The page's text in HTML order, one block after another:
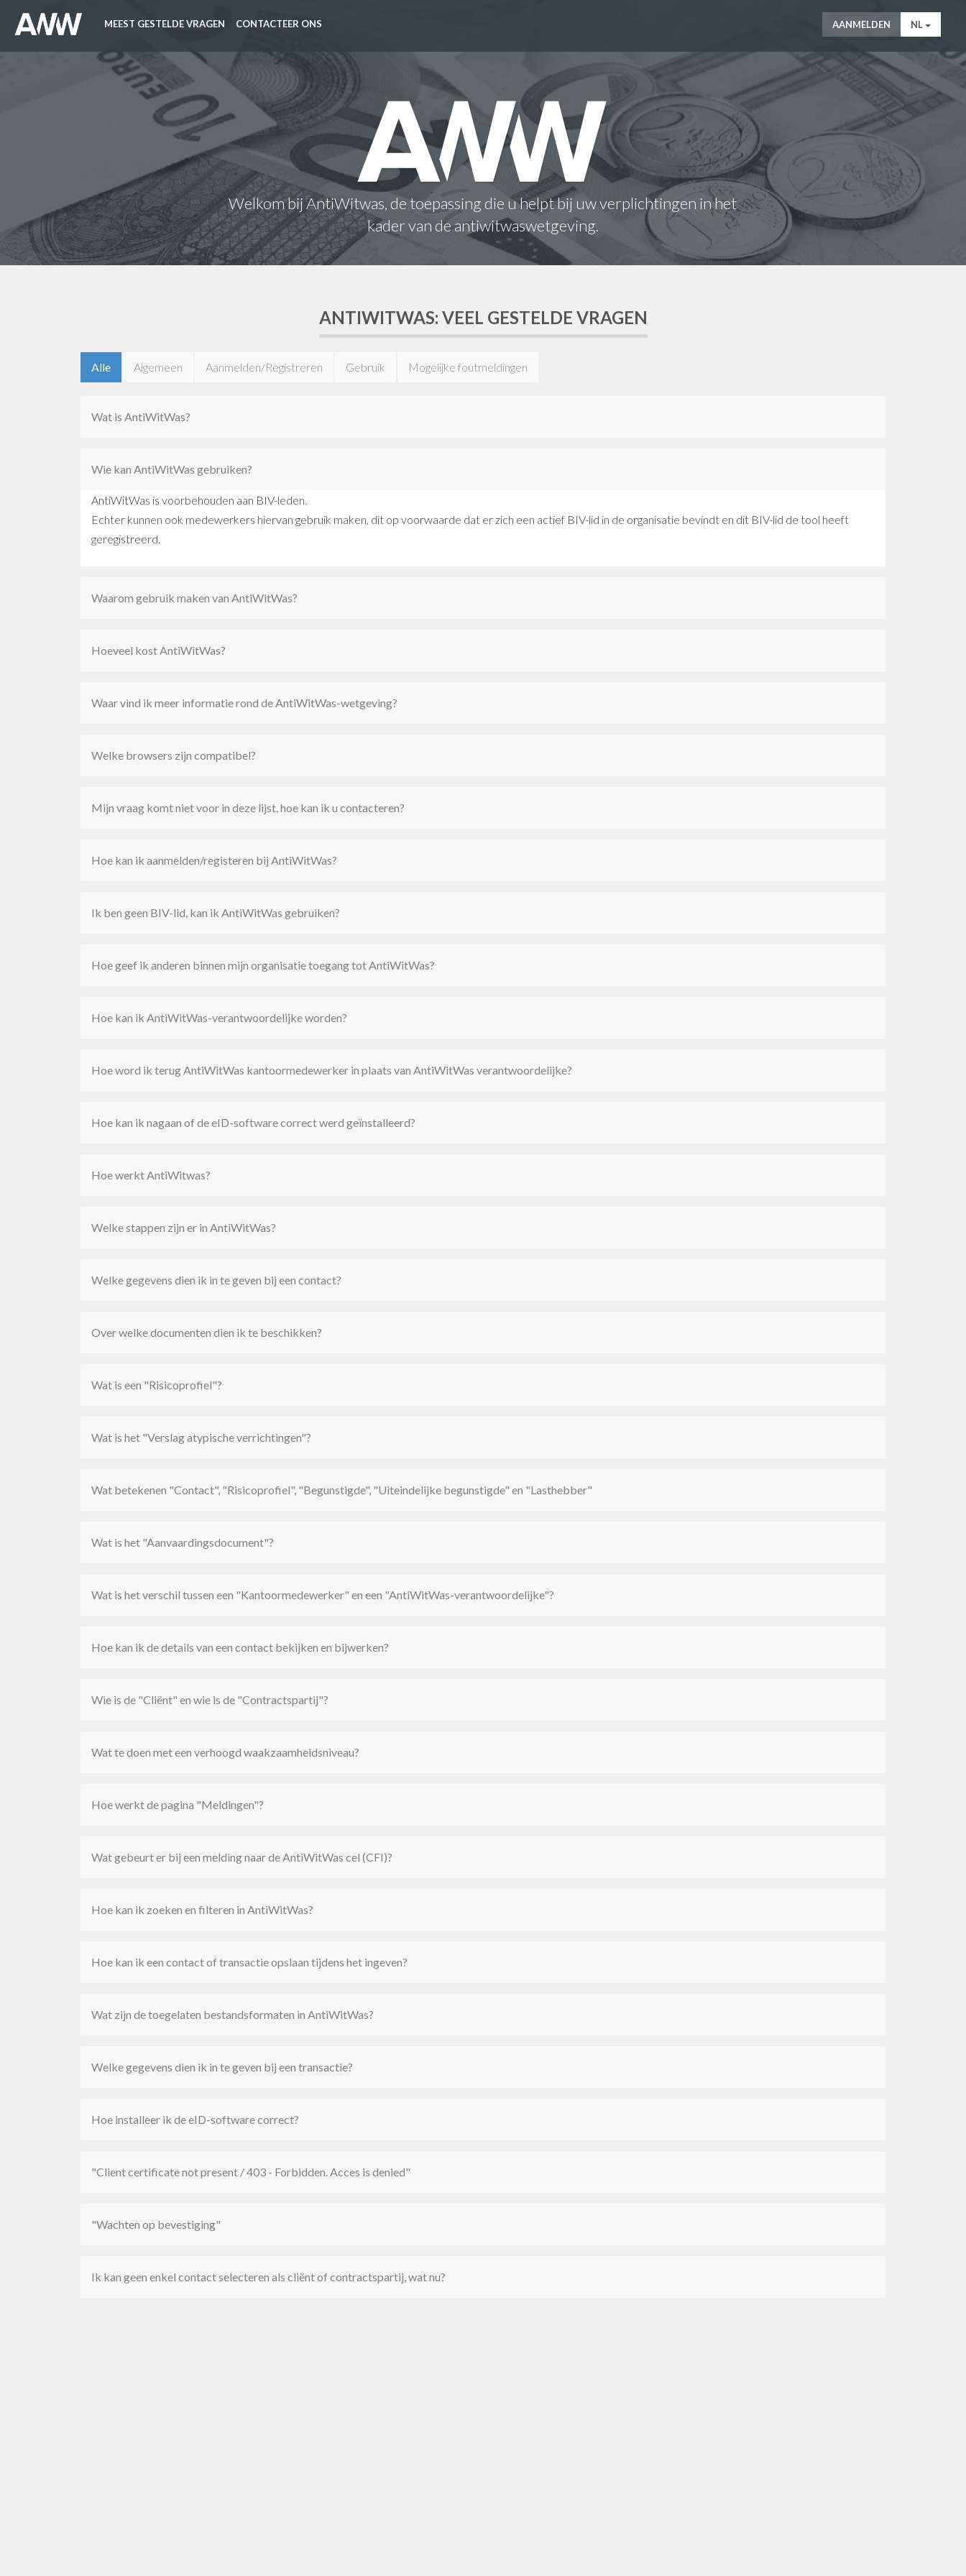
MEEST GESTELDE VRAGEN CONTACTEER ONS AANMELDEN NL
Welkom bij AntiWitwas, de toepassing die u helpt bij uw verplichtingen in het
kader van de antiwitwaswetgeving.
ANTIWITWAS: VEEL GESTELDE VRAGEN
Alle Algemeen Aanmelden/Registreren Gebruik Mogelijke foutmeldingen
Wat is AntiWitWas?
Wie kan AntiWitWas gebruiken?
AntiWitWas is voorbehouden aan BIV-leden.
Echter kunnen ook medewerkers hiervan gebruik maken, dit op voorwaarde dat er zich een actief BIV-lid in de organisatie bevindt en dit BIV-lid de tool heeft
geregistreerd.
Waarom gebruik maken van AntiWitWas?
Hoeveel kost AntiWitWas?
Waar vind ik meer informatie rond de AntiWitWas-wetgeving?
Welke browsers zijn compatibel?
Mijn vraag komt niet voor in deze lijst, hoe kan ik u contacteren?
Hoe kan ik aanmelden/registeren bij AntiWitWas?
Ik ben geen BIV-lid, kan ik AntiWitWas gebruiken?
Hoe geef ik anderen binnen mijn organisatie toegang tot AntiWitWas?
Hoe kan ik AntiWitWas-verantwoordelijke worden?
Hoe word ik terug AntiWitWas kantoormedewerker in plaats van AntiWitWas verantwoordelijke?
Hoe kan ik nagaan of de eID-software correct werd geïnstalleerd?
Hoe werkt AntiWitwas?
Welke stappen zijn er in AntiWitWas?
Welke gegevens dien ik in te geven bij een contact?
Over welke documenten dien ik te beschikken?
Wat is een "Risicoprofiel"?
Wat is het "Verslag atypische verrichtingen"?
Wat betekenen "Contact", "Risicoprofiel", "Begunstigde", "Uiteindelijke begunstigde" en "Lasthebber"
Wat is het "Aanvaardingsdocument"?
Wat is het verschil tussen een "Kantoormedewerker" en een "AntiWitWas-verantwoordelijke"?
Hoe kan ik de details van een contact bekijken en bijwerken?
Wie is de "Cliënt" en wie is de "Contractspartij"?
Wat te doen met een verhoogd waakzaamheidsniveau?
Hoe werkt de pagina "Meldingen"?
Wat gebeurt er bij een melding naar de AntiWitWas cel (CFI)?
Hoe kan ik zoeken en filteren in AntiWitWas?
Hoe kan ik een contact of transactie opslaan tijdens het ingeven?
Wat zijn de toegelaten bestandsformaten in AntiWitWas?
Welke gegevens dien ik in te geven bij een transactie?
Hoe installeer ik de eID-software correct?
"Client certificate not present / 403 - Forbidden. Acces is denied"
"Wachten op bevestiging"
Ik kan geen enkel contact selecteren als cliënt of contractspartij, wat nu?